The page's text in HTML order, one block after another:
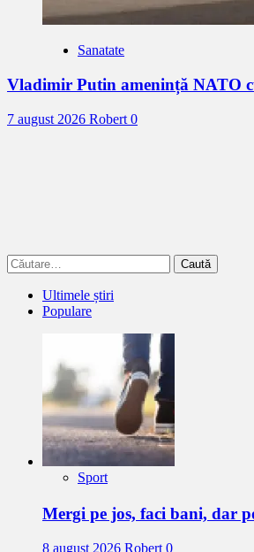
Sanatate
Vladimir Putin amenință NATO
7 august 2026 Robert 0
Caută
după:
Ultimele știri
Populare
Sport
Mergi pe jos, faci bani, dar
8 august 2026 Robert 0